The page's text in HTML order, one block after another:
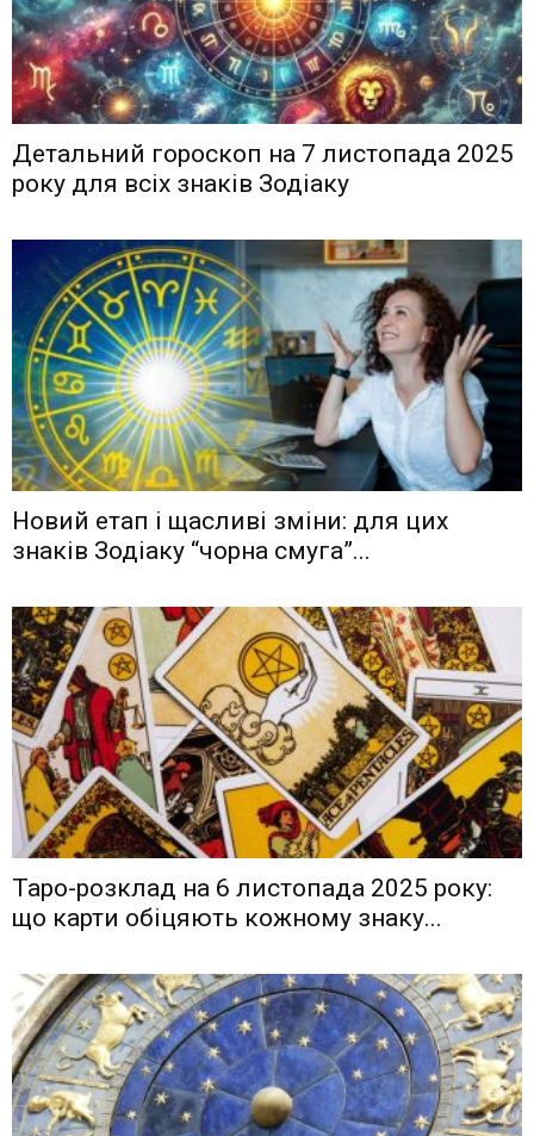
Детальний гороскоп на 7 листопада 2025
року для всіх знаків Зодіаку
Новий етап і щасливі зміни: для цих
знаків Зодіаку “чорна смуга”...
Таро-розклад на 6 листопада 2025 року:
що карти обіцяють кожному знаку...